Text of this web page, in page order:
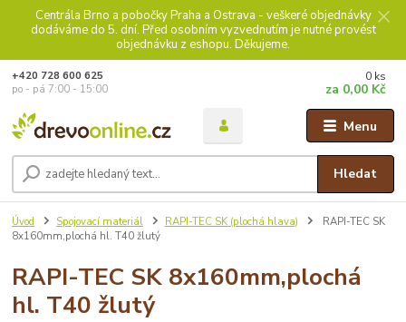
Centrála Brno a pobočky Praha a Ostrava - veškeré objednávky
dodáváme do 5. dní. Před osobním vyzvednutím je nutné provést
objednávku z eshopu. Děkujeme.
Menu
Hledat
+420 728 600 625
po - pá 7:00 - 15:00
0 ks
za 0,00 Kč
Úvod Spojovací materiál RAPI-TEC SK (plochá hlava)
RAPI-TEC SK
8x160mm,plochá hl. T40 žlutý
RAPI-TEC SK 8x160mm,plochá
hl. T40 žlutý